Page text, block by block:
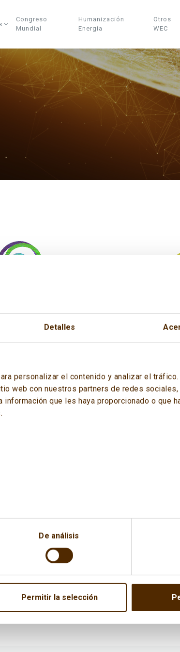
Detalles
personalizar el contenido y analizar el tráfico.
web con nuestros partners de redes
información que les haya proporcionado o que
De análisis
Permitir la selección
Congreso
Mundial
Humanización
Energía
Otros
WEC